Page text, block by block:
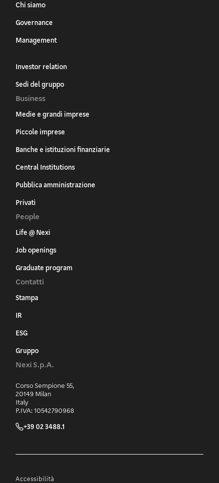
Chi siamo
Governance
Management
Investor relation
Sedi del gruppo
Business
Medie e grandi imprese
Piccole imprese
Banche e istituzioni finanziarie
Central Institutions
Pubblica amministrazione
Privati
People
Life @ Nexi
Job openings
Graduate program
Contatti
Stampa
IR
ESG
Gruppo
Nexi S.p.A.
Corso Sempione 55,
20149 Milan
Italy
P.IVA: 10542790968
+39 02 3488.1
Accessibilità